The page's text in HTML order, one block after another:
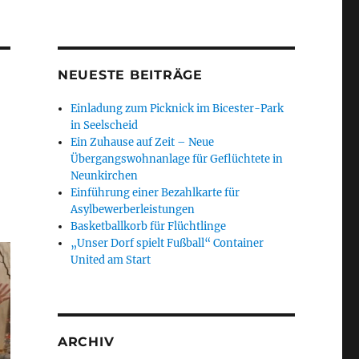
NEUESTE BEITRÄGE
Einladung zum Picknick im Bicester-Park
in Seelscheid
Ein Zuhause auf Zeit – Neue
Übergangswohnanlage für Geflüchtete in
Neunkirchen
Einführung einer Bezahlkarte für
Asylbewerberleistungen
Basketballkorb für Flüchtlinge
„Unser Dorf spielt Fußball“ Container
United am Start
ARCHIV